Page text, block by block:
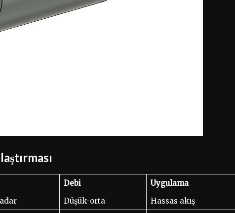
Debi
Uygulama
Düşük-orta
Hassas akış